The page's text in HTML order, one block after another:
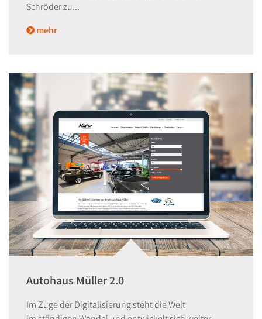
Schröder zu...
mehr
Autohaus Müller 2.0
Im Zuge der Digitalisierung steht die Welt